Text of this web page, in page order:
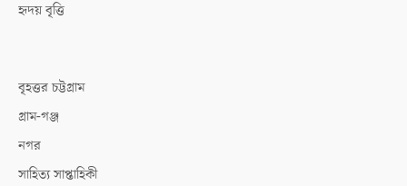
হৃদয় বৃত্তি
বৃহত্তর চট্টগ্রাম
গ্রাম-গঞ্জ
নগর
সাহিত্য সাপ্তাহিকী